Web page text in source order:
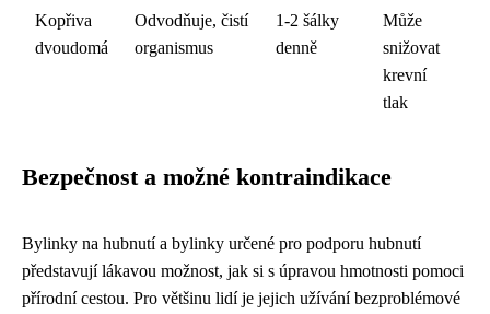
Kopřiva
dvoudomá
Odvodňuje, čistí
organismus
1-2 šálky
denně
Může
snižovat
krevní
tlak
Bezpečnost a možné kontraindikace
Bylinky na hubnutí a bylinky určené pro podporu hubnutí
představují lákavou možnost, jak si s úpravou hmotnosti pomoci
přírodní cestou. Pro většinu lidí je jejich užívání bezproblémové